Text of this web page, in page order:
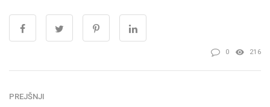
0 216
PREJŠNJI